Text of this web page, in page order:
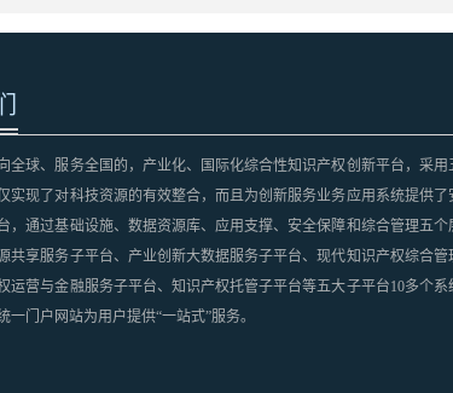
全球、服务全国的，产业化、国际化综合性知识产权创新平台，采用
实现了对科技资源的有效整合，而且为创新服务业务应用系统提供了
，通过基础设施、数据资源库、应用支撑、安全保障和综合管理五个
共享服务子平台、产业创新大数据服务子平台、现代知识产权综合管
运营与金融服务子平台、知识产权托管子平台等五大子平台10多个系
一门户网站为用户提供“一站式”服务。